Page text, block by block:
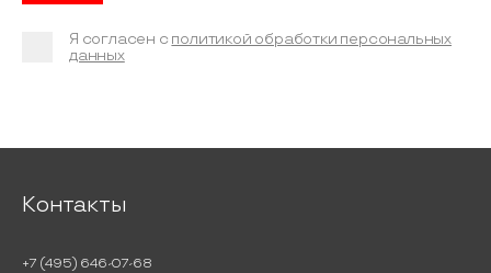
Я согласен с политикой обработки персональных
данных
Контакты
+7 (495) 646-07-68